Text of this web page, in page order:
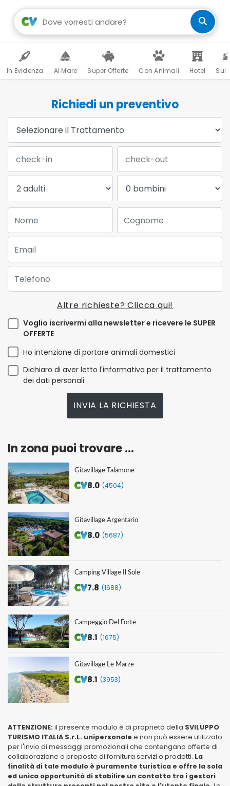
In Evidenza Al Mare Super Offerte Con Animali Hotel Sul
Richiedi un preventivo
Altre richieste? Clicca qui!
Voglio iscrivermi alla newsletter e ricevere le SUPER
OFFERTE
Ho intenzione di portare animali domestici
Dichiaro di aver letto l'informativa per il trattamento
dei dati personali
INVIA LA RICHIESTA
In zona puoi trovare ...
Gitavillage Talamone
8.0 (4504)
Gitavillage Argentario
8.0 (5687)
Camping Village Il Sole
7.8 (1688)
Campeggio Del Forte
8.1 (1675)
Gitavillage Le Marze
8.1 (3953)
ATTENZIONE: il presente modulo è di proprietà della SVILUPPO
TURISMO ITALIA S.r.L. unipersonale e non può essere utilizzato
per l'invio di messaggi promozionali che contengano offerte di
collaborazione o proposte di fornitura servizi o prodotti. La
finalità di tale modulo è puramente turistica e offre la sola
ed unica opportunità di stabilire un contatto tra i gestori